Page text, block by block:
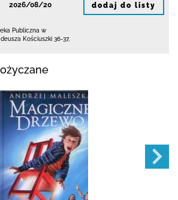
2026/08/20
Publiczna w
Kościuszki 36-37,
dodaj do listy